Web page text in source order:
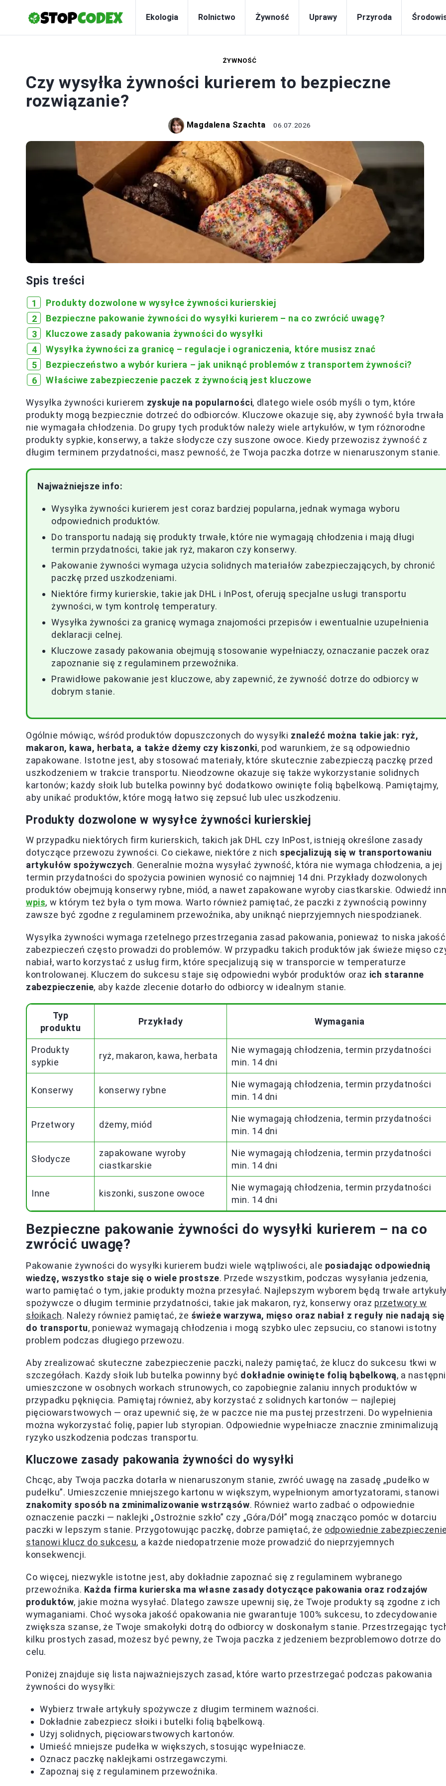
Ekologia Rolnictwo Żywność Uprawy Przyroda
ŻYWNOŚĆ
Czy wysyłka żywności kurierem to bezpieczne
rozwiązanie?
Magdalena Szachta 06.07.2026
Spis treści
Produkty dozwolone w wysyłce żywności kurierskiej
Bezpieczne pakowanie żywności do wysyłki kurierem – na co zwrócić uwagę?
Kluczowe zasady pakowania żywności do wysyłki
Wysyłka żywności za granicę – regulacje i ograniczenia, które musisz znać
Bezpieczeństwo a wybór kuriera – jak uniknąć problemów z transportem żywności?
Właściwe zabezpieczenie paczek z żywnością jest kluczowe
Wysyłka żywności kurierem zyskuje na popularności, dlatego wiele osób myśli o tym, które
produkty mogą bezpiecznie dotrzeć do odbiorców. Kluczowe okazuje się, aby żywność była trwała
nie wymagała chłodzenia. Do grupy tych produktów należy wiele artykułów, w tym różnorodne
produkty sypkie, konserwy, a także słodycze czy suszone owoce. Kiedy przewozisz żywność z
długim terminem przydatności, masz pewność, że Twoja paczka dotrze w nienaruszonym stanie.
Najważniejsze info:
Wysyłka żywności kurierem jest coraz bardziej popularna, jednak wymaga wyboru
odpowiednich produktów.
Do transportu nadają się produkty trwałe, które nie wymagają chłodzenia i mają długi
termin przydatności, takie jak ryż, makaron czy konserwy.
Pakowanie żywności wymaga użycia solidnych materiałów zabezpieczających, by chronić
paczkę przed uszkodzeniami.
Niektóre firmy kurierskie, takie jak DHL i InPost, oferują specjalne usługi transportu
żywności, w tym kontrolę temperatury.
Wysyłka żywności za granicę wymaga znajomości przepisów i ewentualnie uzupełnienia
deklaracji celnej.
Kluczowe zasady pakowania obejmują stosowanie wypełniaczy, oznaczanie paczek oraz
zapoznanie się z regulaminem przewoźnika.
Prawidłowe pakowanie jest kluczowe, aby zapewnić, że żywność dotrze do odbiorcy w
dobrym stanie.
Ogólnie mówiąc, wśród produktów dopuszczonych do wysyłki znaleźć można takie jak: ryż,
makaron, kawa, herbata, a także dżemy czy kiszonki, pod warunkiem, że są odpowiednio
zapakowane. Istotne jest, aby stosować materiały, które skutecznie zabezpieczą paczkę przed
uszkodzeniem w trakcie transportu. Nieodzowne okazuje się także wykorzystanie solidnych
kartonów; każdy słoik lub butelka powinny być dodatkowo owinięte folią bąbelkową. Pamiętajmy,
aby unikać produktów, które mogą łatwo się zepsuć lub ulec uszkodzeniu.
Produkty dozwolone w wysyłce żywności kurierskiej
W przypadku niektórych firm kurierskich, takich jak DHL czy InPost, istnieją określone zasady
dotyczące przewozu żywności. Co ciekawe, niektóre z nich specjalizują się w transportowaniu
artykułów spożywczych. Generalnie można wysyłać żywność, która nie wymaga chłodzenia, a jej
termin przydatności do spożycia powinien wynosić co najmniej 14 dni. Przykłady dozwolonych
produktów obejmują konserwy rybne, miód, a nawet zapakowane wyroby ciastkarskie. Odwiedź
wpis, w którym też była o tym mowa. Warto również pamiętać, że paczki z żywnością powinny
zawsze być zgodne z regulaminem przewoźnika, aby uniknąć nieprzyjemnych niespodzianek.
Wysyłka żywności wymaga rzetelnego przestrzegania zasad pakowania, ponieważ to niska jakość
zabezpieczeń często prowadzi do problemów. W przypadku takich produktów jak świeże mięso
nabiał, warto korzystać z usług firm, które specjalizują się w transporcie w temperaturze
kontrolowanej. Kluczem do sukcesu staje się odpowiedni wybór produktów oraz ich staranne
zabezpieczenie, aby każde zlecenie dotarło do odbiorcy w idealnym stanie.
Typ
produktu
Przykłady Wymagania
Produkty
sypkie
ryż, makaron, kawa, herbata
Nie wymagają chłodzenia, termin przydatności
min. 14 dni
Konserwy konserwy rybne
Nie wymagają chłodzenia, termin przydatności
min. 14 dni
Przetwory dżemy, miód
Nie wymagają chłodzenia, termin przydatności
min. 14 dni
Słodycze
zapakowane wyroby
ciastkarskie
Nie wymagają chłodzenia, termin przydatności
min. 14 dni
Inne kiszonki, suszone owoce
Nie wymagają chłodzenia, termin przydatności
min. 14 dni
Bezpieczne pakowanie żywności do wysyłki kurierem – na co
zwrócić uwagę?
Pakowanie żywności do wysyłki kurierem budzi wiele wątpliwości, ale posiadając odpowiednią
wiedzę, wszystko staje się o wiele prostsze. Przede wszystkim, podczas wysyłania jedzenia,
warto pamiętać o tym, jakie produkty można przesyłać. Najlepszym wyborem będą trwałe
spożywcze o długim terminie przydatności, takie jak makaron, ryż, konserwy oraz przetwory w
słoikach. Należy również pamiętać, że świeże warzywa, mięso oraz nabiał z reguły nie nadają się
do transportu, ponieważ wymagają chłodzenia i mogą szybko ulec zepsuciu, co stanowi istotny
problem podczas długiego przewozu.
Aby zrealizować skuteczne zabezpieczenie paczki, należy pamiętać, że klucz do sukcesu tkwi w
szczegółach. Każdy słoik lub butelka powinny być dokładnie owinięte folią bąbelkową, a
umieszczone w osobnych workach strunowych, co zapobiegnie zalaniu innych produktów w
przypadku pęknięcia. Pamiętaj również, aby korzystać z solidnych kartonów — najlepiej
pięciowarstwowych — oraz upewnić się, że w paczce nie ma pustej przestrzeni. Do wypełnienia
można wykorzystać folię, papier lub styropian. Odpowiednie wypełniacze znacznie zminimalizują
ryzyko uszkodzenia podczas transportu.
Kluczowe zasady pakowania żywności do wysyłki
Chcąc, aby Twoja paczka dotarła w nienaruszonym stanie, zwróć uwagę na zasadę „pudełko w
pudełku”. Umieszczenie mniejszego kartonu w większym, wypełnionym amortyzatorami, stanowi
znakomity sposób na zminimalizowanie wstrząsów. Również warto zadbać o odpowiednie
oznaczenie paczki — naklejki „Ostrożnie szkło” czy „Góra/Dół” mogą znacząco pomóc w dotarciu
paczki w lepszym stanie. Przygotowując paczkę, dobrze pamiętać, że odpowiednie
stanowi klucz do sukcesu, a każde niedopatrzenie może prowadzić do nieprzyjemnych
konsekwencji.
Co więcej, niezwykle istotne jest, aby dokładnie zapoznać się z regulaminem wybranego
przewoźnika. Każda firma kurierska ma własne zasady dotyczące pakowania oraz rodzajów
produktów, jakie można wysyłać. Dlatego zawsze upewnij się, że Twoje produkty są zgodne z ich
wymaganiami. Choć wysoka jakość opakowania nie gwarantuje 100% sukcesu, to zdecydowanie
zwiększa szanse, że Twoje smakołyki dotrą do odbiorcy w doskonałym stanie. Przestrzegając
kilku prostych zasad, możesz być pewny, że Twoja paczka z jedzeniem bezproblemowo dotrze do
celu.
Poniżej znajduje się lista najważniejszych zasad, które warto przestrzegać podczas pakowania
żywności do wysyłki:
Wybierz trwałe artykuły spożywcze z długim terminem ważności.
Dokładnie zabezpiecz słoiki i butelki folią bąbelkową.
Użyj solidnych, pięciowarstwowych kartonów.
Umieść mniejsze pudełka w większych, stosując wypełniacze.
Oznacz paczkę naklejkami ostrzegawczymi.
Zapoznaj się z regulaminem przewoźnika.